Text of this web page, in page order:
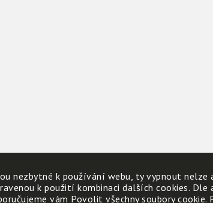
nezbytné k používání webu, ty vypnout
k použití kombinaci dalších cookies.
vám Povolit všechny soubory